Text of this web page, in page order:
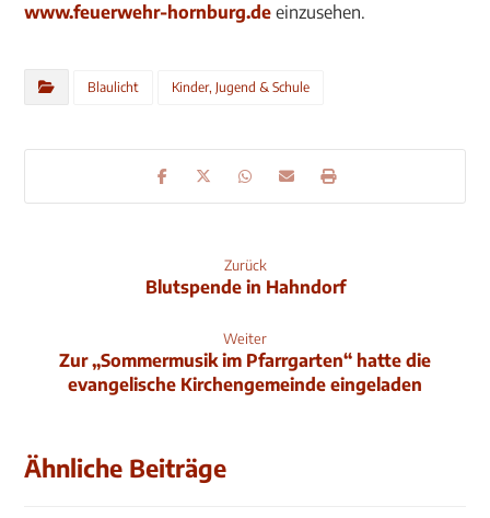
www.feuerwehr-hornburg.de einzusehen.
Blaulicht Kinder, Jugend & Schule
Zurück
Blutspende in Hahndorf
Weiter
Zur „Sommermusik im Pfarrgarten“ hatte die
evangelische Kirchengemeinde eingeladen
Ähnliche Beiträge